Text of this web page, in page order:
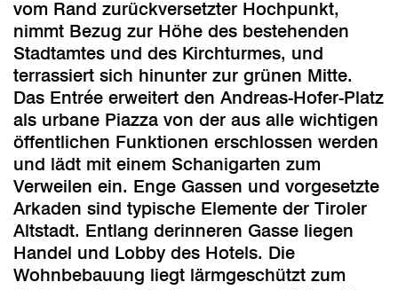
vom Rand zurückversetzter Hochpunkt,
nimmt Bezug zur Höhe des bestehenden
Stadtamtes und des Kirchturmes, und
terrassiert sich hinunter zur grünen Mitte.
Das Entrée erweitert den Andreas-Hofer-Platz
als urbane Piazza von der aus alle wichtigen
öffentlichen Funktionen erschlossen werden
und lädt mit einem Schanigarten zum
Verweilen ein. Enge Gassen und vorgesetzte
Arkaden sind typische Elemente der Tiroler
Altstadt. Entlang derinneren Gasse liegen
Handel und Lobby des Hotels. Die
Wohnbebauung liegt lärmgeschützt zum